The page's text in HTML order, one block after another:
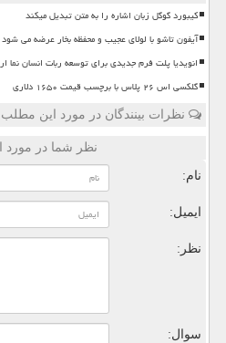
کیبورد گوگل زبان اشاره را به متن تبدیل میکند
آیفون تاشو با لولای عجیب و محفظه بخار عرضه می شود
انویدیا پلت فرم جدیدی برای توسعه ربات انسان نما
گلکسی اس ۲۶ پلاس با برچسب قیمت ۱۶۵۰ دلاری
نظرات بینندگان در مورد این مطلب
نظر شما در مورد
نام:
ایمیل:
نظر:
سوال: